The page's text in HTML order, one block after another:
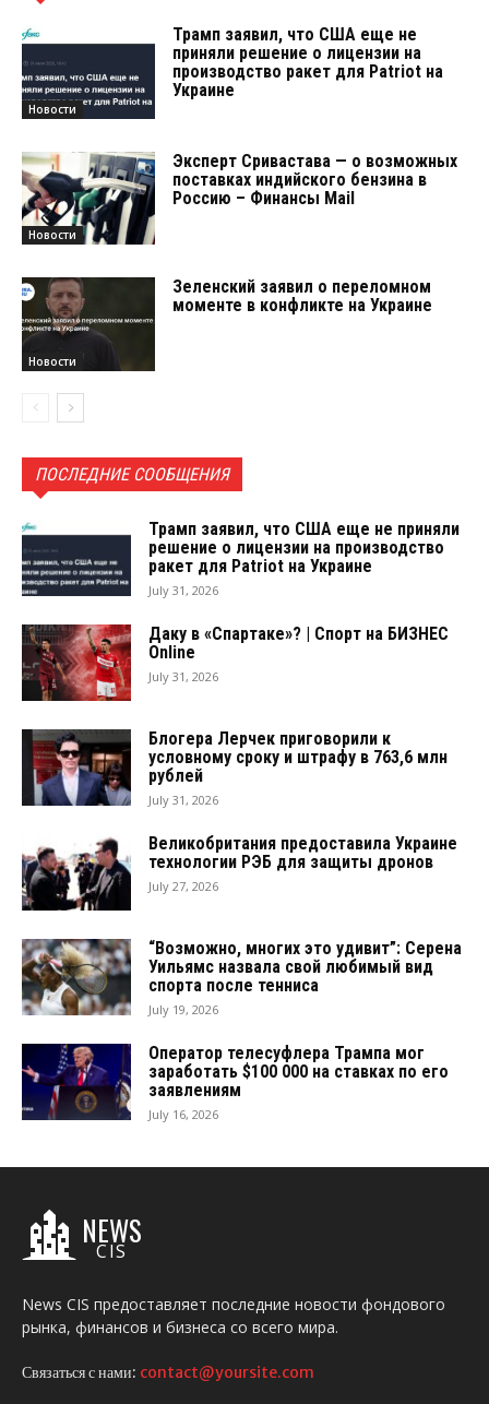
Новости
Трамп заявил, что США еще не
приняли решение о лицензии на
производство ракет для Patriot на
Украине
Новости
Эксперт Сривастава — о возможных
поставках индийского бензина в
Россию – Финансы Mail
Новости
Зеленский заявил о переломном
моменте в конфликте на Украине
ПОСЛЕДНИЕ СООБЩЕНИЯ
Трамп заявил, что США еще не приняли
решение о лицензии на производство
ракет для Patriot на Украине
July 31, 2026
Даку в «Спартаке»? | Спорт на БИЗНЕС
Online
July 31, 2026
Блогера Лерчек приговорили к
условному сроку и штрафу в 763,6 млн
рублей
July 31, 2026
Великобритания предоставила Украине
технологии РЭБ для защиты дронов
July 27, 2026
“Возможно, многих это удивит”: Серена
Уильямс назвала свой любимый вид
спорта после тенниса
July 19, 2026
Оператор телесуфлера Трампа мог
заработать $100 000 на ставках по его
заявлениям
July 16, 2026
NEWS
CIS
News CIS предоставляет последние новости фондового
рынка, финансов и бизнеса со всего мира.
Связаться с нами: contact@yoursite.com